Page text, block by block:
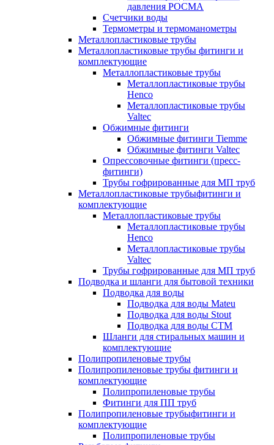
давления РОСМА
Счетчики воды
Термометры и термоманометры
Металлопластиковые трубы
Металлопластиковые трубы фитинги и
комплектующие
Металлопластиковые трубы
Металлопластиковые трубы
Henco
Металлопластиковые трубы
Valtec
Обжимные фитинги
Обжимные фитинги Tiemme
Обжимные фитинги Valtec
Опрессовочные фитинги (пресс-
фитинги)
Трубы гофрированные для МП труб
Металлопластиковые трубыфитинги и
комплектующие
Металлопластиковые трубы
Металлопластиковые трубы
Henco
Металлопластиковые трубы
Valtec
Трубы гофрированные для МП труб
Подводка и шланги для бытовой техники
Подводка для воды
Подводка для воды Mateu
Подводка для воды Stout
Подводка для воды СТМ
Шланги для стиральных машин и
комплектующие
Полипропиленовые трубы
Полипропиленовые трубы фитинги и
комплектующие
Полипропиленовые трубы
Фитинги для ПП труб
Полипропиленовые трубыфитинги и
комплектующие
Полипропиленовые трубы